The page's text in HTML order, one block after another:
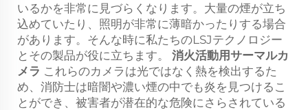
いるかを非常に見づらくなります。大量の煙が立ち
込めていたり、照明が非常に薄暗かったりする場合
があります。そんな時に私たちのLSJテクノロジー
とその製品が役に立ちます。 消火活動用サーマルカ
メラ これらのカメラは光ではなく熱を検出するた
め、消防士は暗闇や濃い煙の中でも炎を見つけるこ
とができ、被害者が潜在的な危険にさらされている